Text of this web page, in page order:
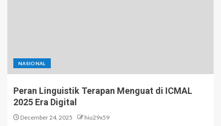
NASIONAL
Peran Linguistik Terapan Menguat di ICMAL
2025 Era Digital
December 24, 2025 hiu29x59